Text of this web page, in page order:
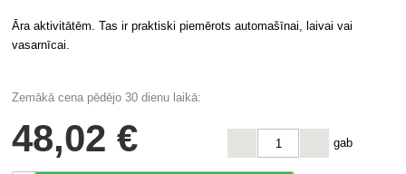
Āra aktivitātēm. Tas ir praktiski piemērots automašīnai, laivai vai
vasarnīcai.
Zemākā cena pēdējo 30 dienu laikā:
48,02 € gab